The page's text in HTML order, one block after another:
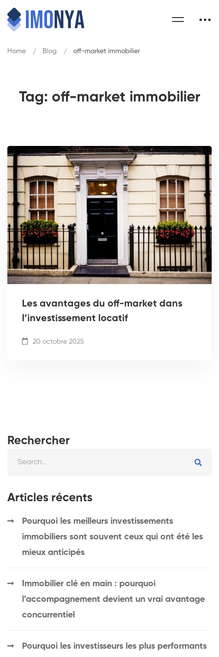
Tag: off-market immobilier
Home Blog off-market immobilier
Les avantages du off-market dans
l’investissement locatif
20 octobre 2025
Rechercher
Articles récents
Pourquoi les meilleurs investissements
immobiliers sont souvent ceux qui ont été les
mieux anticipés
Immobilier clé en main : pourquoi
l’accompagnement devient un vrai avantage
concurrentiel
Pourquoi les investisseurs les plus performants